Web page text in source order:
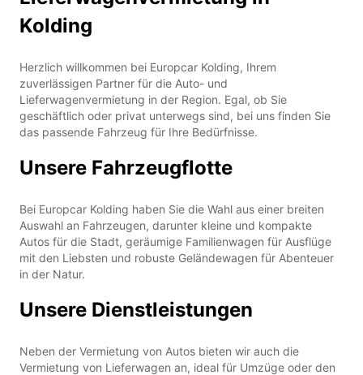
Kolding
Herzlich willkommen bei Europcar Kolding, Ihrem
zuverlässigen Partner für die Auto- und
Lieferwagenvermietung in der Region. Egal, ob Sie
geschäftlich oder privat unterwegs sind, bei uns finden Sie
das passende Fahrzeug für Ihre Bedürfnisse.
Unsere Fahrzeugflotte
Bei Europcar Kolding haben Sie die Wahl aus einer breiten
Auswahl an Fahrzeugen, darunter kleine und kompakte
Autos für die Stadt, geräumige Familienwagen für Ausflüge
mit den Liebsten und robuste Geländewagen für Abenteuer
in der Natur.
Unsere Dienstleistungen
Neben der Vermietung von Autos bieten wir auch die
Vermietung von Lieferwagen an, ideal für Umzüge oder den